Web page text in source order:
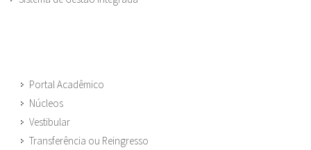
Portal Acadêmico
Núcleos
Vestibular
Transferência ou Reingresso